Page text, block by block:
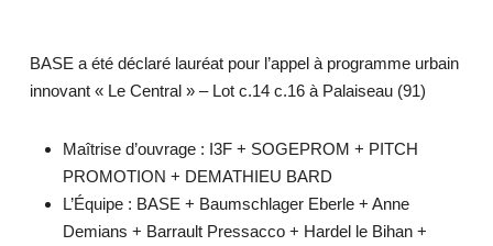
BASE a été déclaré lauréat pour l’appel à programme urbain
innovant « Le Central » – Lot c.14 c.16 à Palaiseau (91)
Maîtrise d’ouvrage : I3F + SOGEPROM + PITCH
PROMOTION + DEMATHIEU BARD
L’Équipe : BASE + Baumschlager Eberle + Anne
Demians + Barrault Pressacco + Hardel le Bihan +